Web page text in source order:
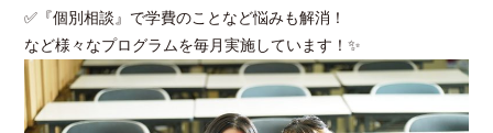
✅『個別相談』で学費のことなど悩みも解消！
など様々なプログラムを毎月実施しています！✨